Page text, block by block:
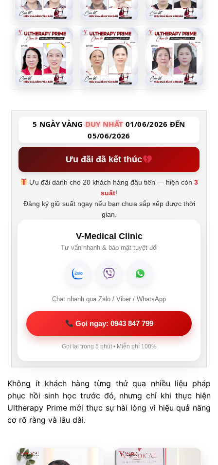
5 NGÀY VÀNG DUY NHẤT 01/06/2026 ĐẾN
05/06/2026
Ưu đãi đã kết thúc
Ưu đãi dành cho 20 khách hàng đầu tiên — hiện còn3
suất!
Đăng ký giữ suất ngay nếu bạn chưa sắp xếp được thời
gian.
V-Medical Clinic
Tư vấn nhanh & bảo mật tuyệt đối
Chat nhanh qua Zalo / Viber / WhatsApp
Gọi ngay: 0943 847 799
Gọi lại trong 5 phút • Miễn phí 100%
Không ít khách hàng từng thử qua nhiều liệu pháp
phục hồi sinh học trước đó, nhưng chỉ khi thực hiện
Ultherapy Prime mới thực sự hài lòng vì hiệu quả nâng
cơ rõ ràng và lâu dài.